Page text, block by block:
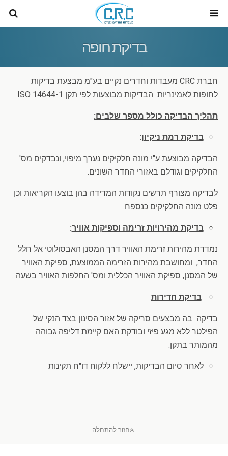
בדיקת חופה
חברת CRC מעבדות וחדרים נקיים בע"מ מבצעת בדיקות
לחופות לאמינריות הבדיקות מבוצעות לפי תקן ISO 14644-1
תהליך הבדיקה כולל מספר שלבים:
בדיקת רמת ניקיון:
הבדיקה מבוצעת ע"י מונה חלקיקים נערך מיפוי, ונבדקים מס'
החלקיקים וגודלם באזורי החדר השונים.
לבדיקה מצורף תרשים נקודות המדידה בהן בוצעו הקריאות וכן
פלט מונה החלקיקים כנספח.
בדיקת מהירויות זרימה וספיקות אוויר:
נמדדת מהירות זרימת האוויר דרך המסנן האבסולוטי אל חלל
החדר, ומחושבת מהירות הזרימה הממוצעת, ספיקת האוויר
של המסנן, ספיקת האוויר הכללית ומס' החלפות האוויר בשעה .
בדיקת חדירות
בדיקה בה מבצעים סריקה של אזור הסינון בצד הנקי של
הפילטר ללא מגע פיזי ובודקת האם קיימת דליפה גבוהה
מהמותר בתקן.
לאחר סיום הבדיקות, יישלח ללקוח דו"ח תקינות
חזור להתחלה